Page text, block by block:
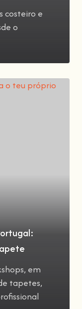
costeiro e
o
em
tapetes,